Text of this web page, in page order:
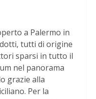
a Palermo in
tutti di origine
sparsi in tutto il
nel panorama
grazie alla
Per la